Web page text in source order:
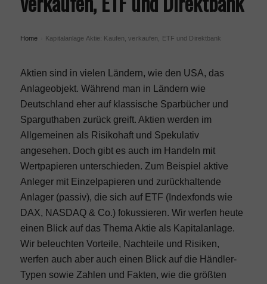
Home Kapitalanlage Aktie: Kaufen, verkaufen, ETF und Direktbank
Aktien sind in vielen Ländern, wie den USA, das
Anlageobjekt. Während man in Ländern wie
Deutschland eher auf klassische Sparbücher und
Sparguthaben zurück greift. Aktien werden im
Allgemeinen als Risikohaft und Spekulativ
angesehen. Doch gibt es auch im Handeln mit
Wertpapieren unterschieden. Zum Beispiel aktive
Anleger mit Einzelpapieren und zurückhaltende
Anlager (passiv), die sich auf ETF (Indexfonds wie
DAX, NASDAQ & Co.) fokussieren. Wir werfen heute
einen Blick auf das Thema Aktie als Kapitalanlage.
Wir beleuchten Vorteile, Nachteile und Risiken,
werfen auch aber auch einen Blick auf die Händler-
Typen sowie Zahlen und Fakten, wie die größten